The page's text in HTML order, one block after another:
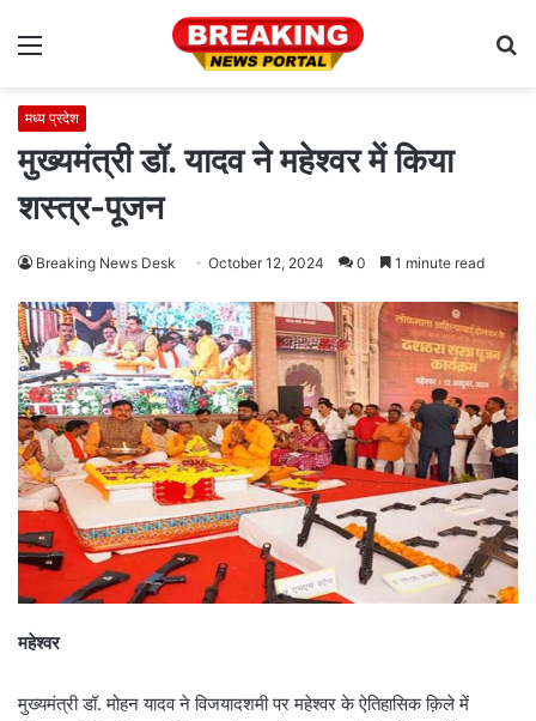
Menu
मध्य प्रदेश
मुख्यमंत्री डॉ. यादव ने महेश्वर में किया
शस्त्र-पूजन
Breaking News Desk October 12, 2024 0 1 minute read
महेश्वर
मुख्यमंत्री डॉ. मोहन यादव ने विजयादशमी पर महेश्वर के ऐतिहासिक क़िले में